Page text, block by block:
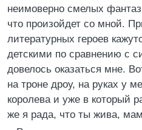
неимоверно смелых
что произойдет со мной.
литературных героев
детскими по сравнению с
довелось оказаться мне.
на троне дроу, на руках у
королева и уже в который
же я рада, что ты жива,